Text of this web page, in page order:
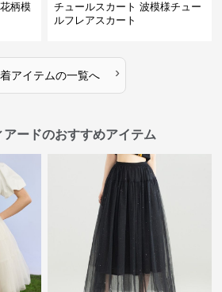
柄模
チュールスカート 波模様チュー
ルフレアスカート
アイテムの一覧へ ›
ードのおすすめアイテム